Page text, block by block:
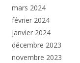
mars 2024
février 2024
janvier 2024
décembre 2023
novembre 2023